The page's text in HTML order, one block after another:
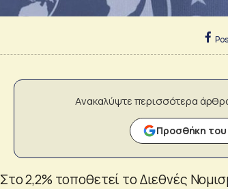
Ανακαλύψτε περισσότερα
Προσθήκη
Στο 2,2% τοποθετεί το Διεθνές